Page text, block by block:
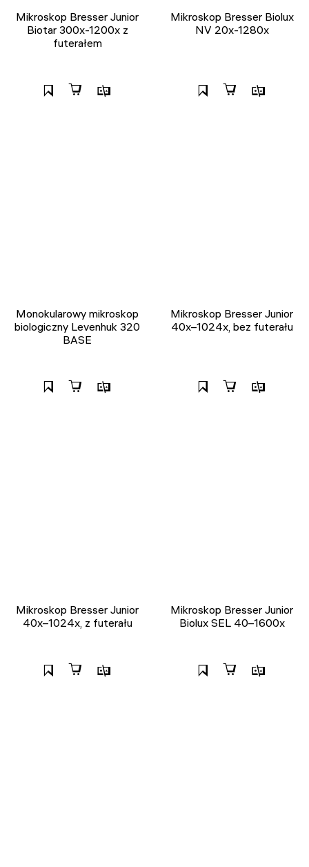
Mikroskop Bresser Junior
Biotar 300x-1200x z
futerałem
Mikroskop Bresser Biolux
NV 20x-1280x
Monokularowy mikroskop
biologiczny Levenhuk 320
BASE
Mikroskop Bresser Junior
40x–1024x, bez futerału
Mikroskop Bresser Junior
40x–1024x, z futerału
Mikroskop Bresser Junior
Biolux SEL 40–1600x